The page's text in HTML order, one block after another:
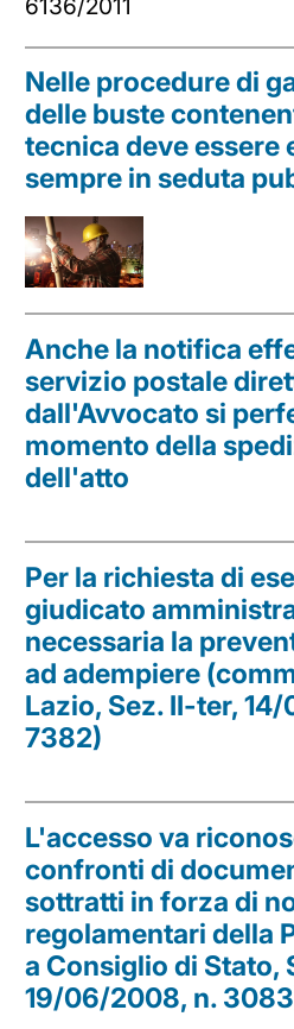
6136/2011
Nelle procedure di
delle buste
tecnica deve essere
sempre in seduta
Anche la notifica
servizio postale
dall'Avvocato si
momento della
dell'atto
Per la richiesta di
giudicato
necessaria la
ad adempiere
Lazio, Sez. II-ter,
7382)
L'accesso va
confronti di
sottratti in forza di
regolamentari della
a Consiglio di Stato,
19/06/2008, n.